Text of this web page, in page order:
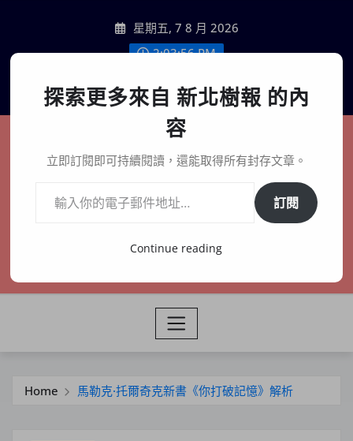
content
星期五, 7 8 月 2026
2:03:57 PM
聯絡我們
新北樹報
在地、記憶、連結、創生
Home 馬勒克·托爾奇克新書《你打破記憶》解析
探索更多來自 新北樹報 的內
容
立即訂閱即可持續閱讀，還能取得所有封存文章。
訂閱
Continue reading